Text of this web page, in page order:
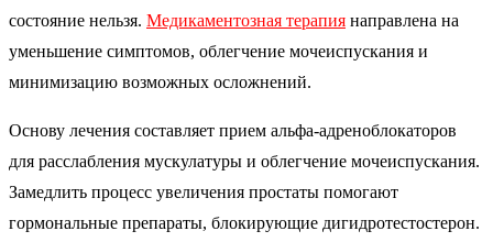
состояние нельзя. Медикаментозная терапия направлена на
уменьшение симптомов, облегчение мочеиспускания и
минимизацию возможных осложнений.
Основу лечения составляет прием альфа-адреноблокаторов
для расслабления мускулатуры и облегчение мочеиспускания.
Замедлить процесс увеличения простаты помогают
гормональные препараты, блокирующие дигидротестостерон.